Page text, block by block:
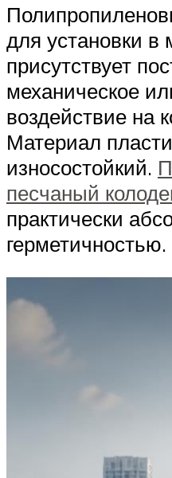
для установки в
присутствует
механическое
воздействие на
Материал
износостойкий.
песчаный
практически
герметичностью.